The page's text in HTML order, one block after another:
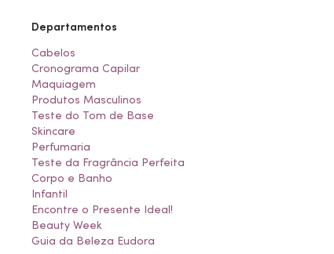
Departamentos
Cabelos
Cronograma Capilar
Maquiagem
Produtos Masculinos
Teste do Tom de Base
Skincare
Perfumaria
Teste da Fragrância Perfeita
Corpo e Banho
Infantil
Encontre o Presente Ideal!
Beauty Week
Guia da Beleza Eudora